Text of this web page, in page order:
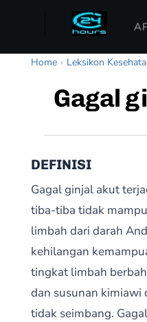
Home › Leksikon
Gagal
DEFINISI
Gagal ginjal akut
tiba-tiba tidak
limbah dari darah
kehilangan
tingkat limbah
dan susunan kimiawi
tidak seimbang.